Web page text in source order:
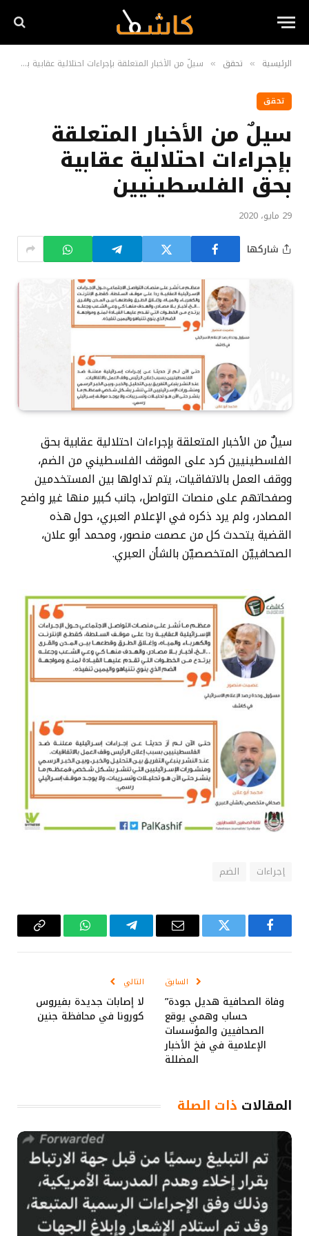
الرئيسية » تحقق » سيلٌ من الأخبار المتعلقة بإجراءات احتلالية عقابية بحق الفلسطينيين
تحقق
سيلٌ من الأخبار المتعلقة
بإجراءات احتلالية عقابية
بحق الفلسطينيين
29 مايو، 2020
شاركها
سيلٌ من الأخبار المتعلقة بإجراءات احتلالية عقابية بحق
الفلسطينيين كرد على الموقف الفلسطيني من الضم،
ووقف العمل بالاتفاقيات، يتم تداولها بين المستخدمين
وصفحاتهم على منصات التواصل، جانب كبير منها غير واضح
المصادر، ولم يرد ذكره في الإعلام العبري، حول هذه
القضية يتحدث كل من عصمت منصور، ومحمد أبو علان،
الصحافييّن المتخصصيّن بالشأن العبري.
إجراءات الضم
فيسبوك تويتر
البريد
تيلقرام واتساب Copy
السابق
وفاة الصحافية هديل جودة”
حساب وهمي يوقع
الصحافيين والمؤسسات
الإعلامية في فخ الأخبار
المضللة
التالي
لا إصابات جديدة بفيروس
كورونا في محافظة جنين
المقالات ذات الصلة